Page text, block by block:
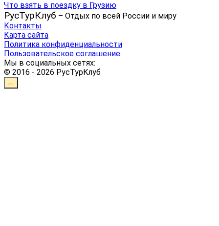
Что взять в поездку в Грузию
РусТурКлуб – Отдых по всей России и миру
Контакты
Карта сайта
Политика конфиденциальности
Пользовательское соглашение
Мы в социальных сетях:
© 2016 - 2026 РусТурКлуб